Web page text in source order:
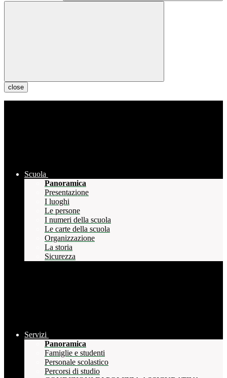
close
Scuola
Panoramica
Presentazione
I luoghi
Le persone
I numeri della scuola
Le carte della scuola
Organizzazione
La storia
Sicurezza
Servizi
Panoramica
Famiglie e studenti
Personale scolastico
Percorsi di studio